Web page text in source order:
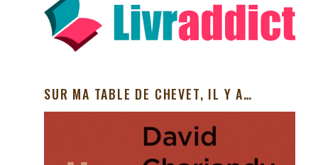
SUR MA TABLE DE CHEVET, IL Y A…